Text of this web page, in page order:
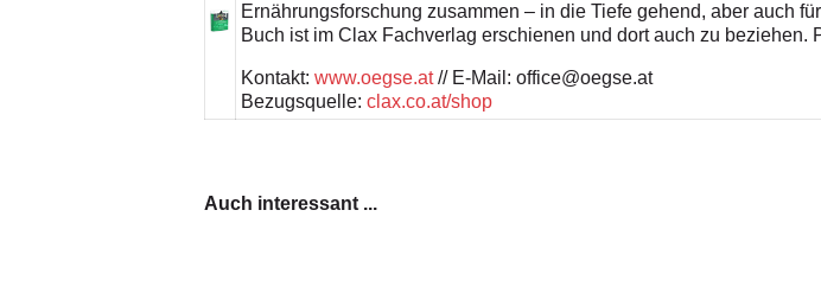
Ernährungsforschung zusammen – in die Tiefe gehend, aber auch
Buch ist im Clax Fachverlag erschienen und dort auch zu beziehen.
Kontakt: www.oegse.at// E-Mail: office@oegse.at
Bezugsquelle: clax.co.at/shop
Auch interessant ...